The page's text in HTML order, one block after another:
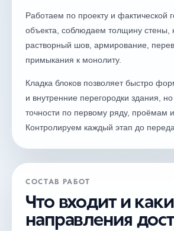
Работаем по проекту и фактической
объекта, соблюдаем толщину стены,
растворный шов, армирование,
примыкания к монолиту.
Кладка блоков позволяет быстро
и внутренние перегородки здания, но
точности по первому ряду, проёмам
Контролируем каждый этап до
СОСТАВ РАБОТ
Что входит и
направления